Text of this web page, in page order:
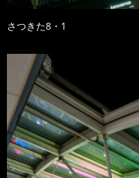
さつきた8・1